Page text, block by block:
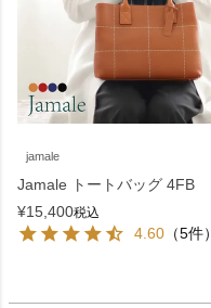
jamale
Jamale トートバッグ 4FB
¥15,400税込
4.60 （5件）